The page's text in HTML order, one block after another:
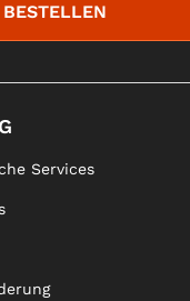
BESTELLEN
Services